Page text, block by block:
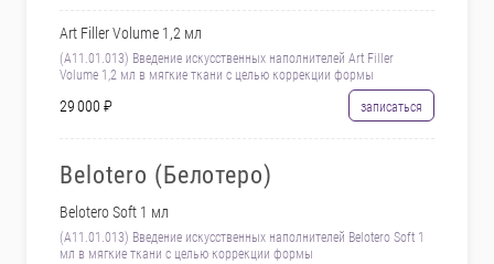
Art Filler Volume 1,2 мл
(А11.01.013) Введение искусственных наполнителей Art Filler
Volume 1,2 мл в мягкие ткани с целью коррекции формы
29 000 ₽ записаться
Belotero (Белотеро)
Belotero Soft 1 мл
(А11.01.013) Введение искусственных наполнителей Belotero Soft 1
мл в мягкие ткани с целью коррекции формы